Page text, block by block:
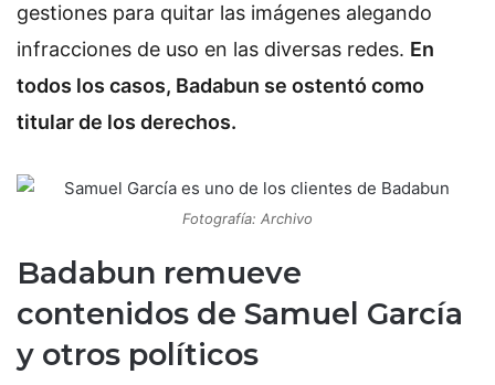
gestiones para quitar las imágenes alegando
infracciones de uso en las diversas redes. En
todos los casos, Badabun se ostentó como
titular de los derechos.
Fotografía: Archivo
Badabun remueve
contenidos de Samuel García
y otros políticos